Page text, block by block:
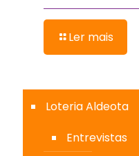
Ler mais
Loteria Aldeota
Entrevistas